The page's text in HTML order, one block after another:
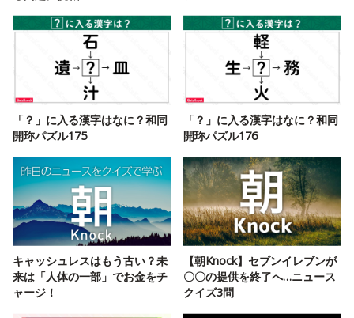
「？」に入る漢字はなに？和同
開珎パズル175
「？」に入る漢字はなに？和同
開珎パズル176
キャッシュレスはもう古い？未
来は「人体の一部」でお金をチ
ャージ！
【朝Knock】セブンイレブンが
〇〇の提供を終了へ…ニュース
クイズ3問